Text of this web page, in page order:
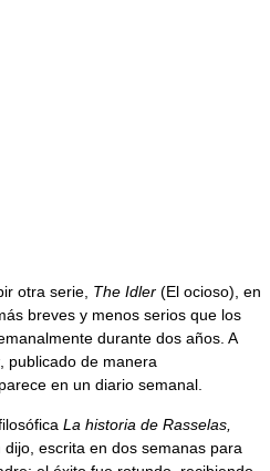
otra serie, The Idler (El ocioso), en
breves y menos serios que los
durante dos años. A
, publicado de manera
en un diario semanal.
La historia de Rasselas,
dijo, escrita en dos semanas para